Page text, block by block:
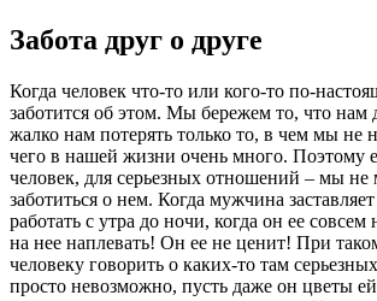
Забота друг о друге
Когда человек что-то или кого-то по-
заботится об этом. Мы бережем то, что нам
жалко нам потерять только то, в чем мы не
чего в нашей жизни очень много. Поэтому
человек, для серьезных отношений – мы
заботиться о нем. Когда мужчина
работать с утра до ночи, когда он ее совсем
на нее наплевать! Он ее не ценит! При
человеку говорить о каких-то там
просто невозможно, пусть даже он цветы